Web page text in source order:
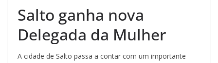
Salto ganha nova
Delegada da Mulher
A cidade de Salto passa a contar com um importante